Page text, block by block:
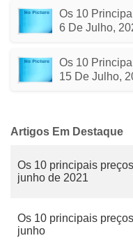
Os 10
6 De Julho,
Os 10
15 De Julho,
Artigos Em Destaque
Os 10 principais
junho de 2021
Os 10 principais
junho